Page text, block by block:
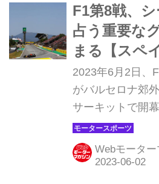
タイムペナルテ
た。
F1第8戦、
占う重要な
まる【スペ
ュー】
2023年6月2日、
がバルセロナ郊
サーキットで開
ら連戦で迎える
速市街地サーキ
パーマネントサ
Webモータ